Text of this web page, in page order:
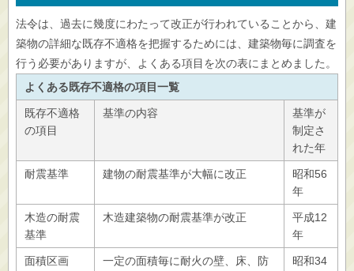
法令は、過去に幾度にわたって改正が行われていることから、建
築物の詳細な既存不適格を把握するためには、建築物毎に調査を
行う必要がありますが、よくある項目を次の表にまとめました。
よくある既存不適格の項目一覧
既存不適格
の項目
基準の内容
基準が
制定さ
れた年
耐震基準 建物の耐震基準が大幅に改正
昭和56
年
木造の耐震
基準
木造建築物の耐震基準が改正
平成12
年
面積区画
一定の面積毎に耐火の壁、床、防
昭和34